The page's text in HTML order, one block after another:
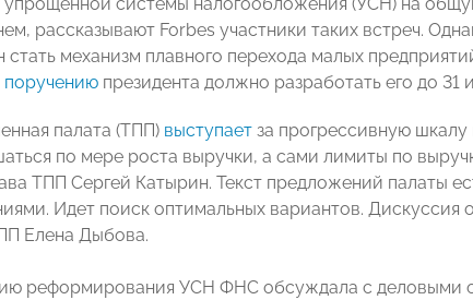
рассказывают Forbes участники таких встреч.
механизм плавного перехода малых
поручению президента должно разработать его до 31
палата (ТПП) выступает за прогрессивную
по мере роста выручки, а сами лимиты по
ТПП Сергей Катырин. Текст предложений палаты
Идет поиск оптимальных вариантов. Дискуссия
Елена Дыбова.
реформирования УСН ФНС обсуждала с деловыми